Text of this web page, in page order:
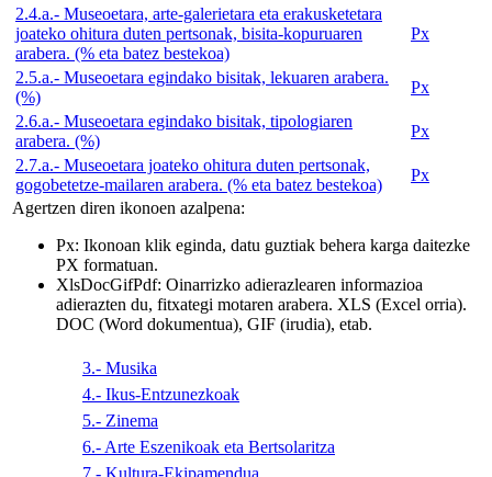
2.4.a.- Museoetara, arte-galerietara eta erakusketetara
joateko ohitura duten pertsonak, bisita-kopuruaren
arabera. (% eta batez bestekoa)
Px
2.5.a.- Museoetara egindako bisitak, lekuaren arabera.
(%)
Px
2.6.a.- Museoetara egindako bisitak, tipologiaren
arabera. (%)
Px
2.7.a.- Museoetara joateko ohitura duten pertsonak,
gogobetetze-mailaren arabera. (% eta batez bestekoa)
Px
Agertzen diren ikonoen azalpena:
Px: Ikonoan klik eginda, datu guztiak behera karga daitezke
PX formatuan.
XlsDocGifPdf: Oinarrizko adierazlearen informazioa
adierazten du, fitxategi motaren arabera. XLS (Excel orria).
DOC (Word dokumentua), GIF (irudia), etab.
3.- Musika
4.- Ikus-Entzunezkoak
5.- Zinema
6.- Arte Eszenikoak eta Bertsolaritza
7.- Kultura-Ekipamendua